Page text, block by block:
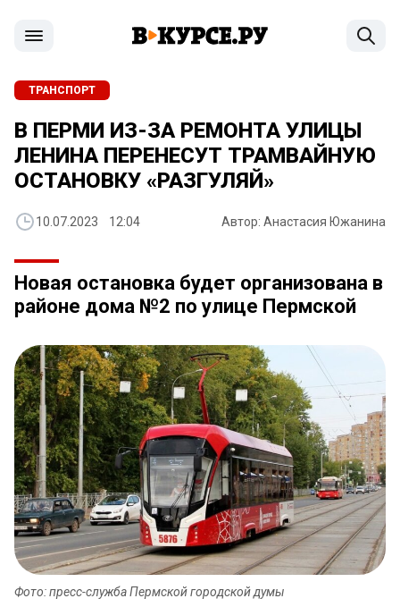
ТРАНСПОРТ
В ПЕРМИ ИЗ-ЗА РЕМОНТА УЛИЦЫ
ЛЕНИНА ПЕРЕНЕСУТ ТРАМВАЙНУЮ
ОСТАНОВКУ «РАЗГУЛЯЙ»
10.07.2023 12:04 Автор: Анастасия Южанина
Новая остановка будет организована в
районе дома №2 по улице Пермской
Фото: пресс-служба Пермской городской думы